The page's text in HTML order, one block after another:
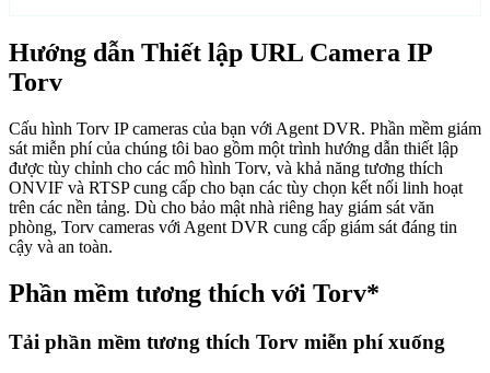
Hướng dẫn Thiết lập URL Camera IP
Torv
Cấu hình Torv IP cameras của bạn với Agent DVR. Phần mềm giám
sát miễn phí của chúng tôi bao gồm một trình hướng dẫn thiết lập
được tùy chỉnh cho các mô hình Torv, và khả năng tương thích
ONVIF và RTSP cung cấp cho bạn các tùy chọn kết nối linh hoạt
trên các nền tảng. Dù cho bảo mật nhà riêng hay giám sát văn
phòng, Torv cameras với Agent DVR cung cấp giám sát đáng tin
cậy và an toàn.
Phần mềm tương thích với Torv*
Tải phần mềm tương thích Torv miễn phí xuống